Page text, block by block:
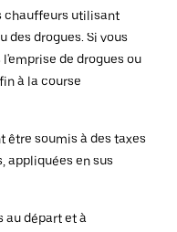
chauffeurs utilisant
des drogues. Si vous
de drogues ou
à la course
être soumis à des taxes
appliquées en sus
au départ et à